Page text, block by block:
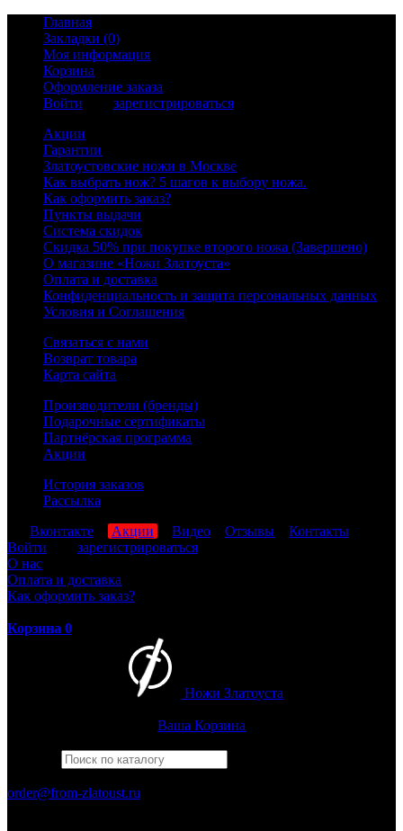
Главная
Закладки (0)
Моя информация
Корзина
Оформление заказа
Войти
зарегистрироваться
Акции
Гарантии
Златоустовские ножи в Москве
Как выбрать нож? 5 шагов к выбору ножа.
Как оформить заказ?
Пункты выдачи
Система скидок
Скидка 50% при покупке второго ножа (Завершено)
О магазине «Ножи Златоуста»
Оплата и доставка
Конфиденциальность и защита персональных данных
Условия и Соглашения
Связаться с нами
Возврат товара
Карта сайта
Производители (бренды)
Подарочные сертификаты
Партнёрская программа
Акции
История заказов
Рассылка
Вконтакте Акции Видео Отзывы
Контакты
Войти
зарегистрироваться
О нас
Оплата и доставка
Как оформить заказ?
Корзина 0
Ножи Златоуста
Ваша Корзина
order@from-zlatoust.ru